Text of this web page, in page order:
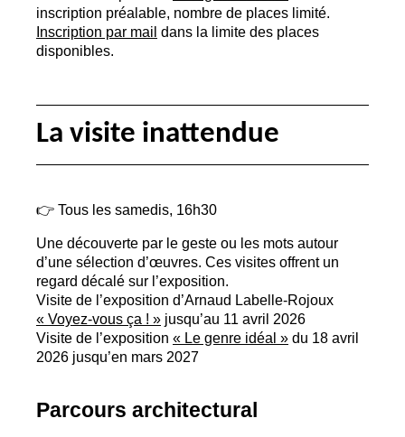
inscription préalable, nombre de places limité.
Inscription par mail dans la limite des places
disponibles.
La visite inattendue
👉 Tous les samedis, 16h30
Une découverte par le geste ou les mots autour
d’une sélection d’œuvres. Ces visites offrent un
regard décalé sur l’exposition.
Visite de l’exposition d’Arnaud Labelle-Rojoux
« Voyez-vous ça ! » jusqu’au 11 avril 2026
Visite de l’exposition « Le genre idéal » du 18 avril
2026 jusqu’en mars 2027
Parcours architectural